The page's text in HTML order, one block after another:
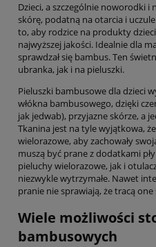
Dzieci, a szczególnie noworodki
skórę, podatną na otarcia i
to, aby rodzice na produkty
najwyższej jakości. Idealnie dla
sprawdzał się bambus. Ten
ubranka, jak i na pieluszki.
Pieluszki bambusowe dla dzieci
włókna bambusowego, dzięki
jak jedwab), przyjazne skórze, a
Tkanina jest na tyle wyjątkowa,
wielorazowe, aby zachowały
muszą być prane z dodatkami
pieluchy wielorazowe, jak i
niezwykle wytrzymałe. Nawet
pranie nie sprawiają, że tracą one
Wiele możliwości
bambusowych